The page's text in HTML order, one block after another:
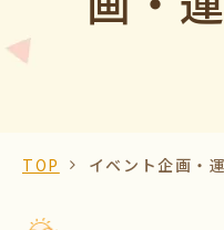
TOP イベント企画・